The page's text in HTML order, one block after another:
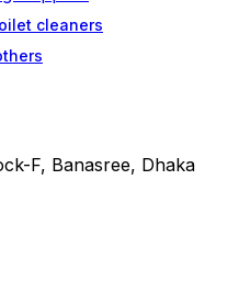
cleaners
F, Banasree, Dhaka